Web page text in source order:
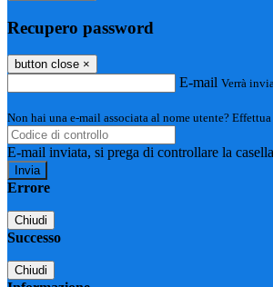
Recupero password
button close ×
E-mail Verrà
Non hai una e-mail associata al nome utente?
E-mail inviata, si prega di controllare la
Errore
Chiudi
Successo
Chiudi